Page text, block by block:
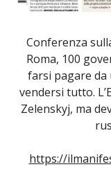
Conferenza
Roma, 100
farsi pagare da
vendersi tutto.
Zelenskyj, ma
https://